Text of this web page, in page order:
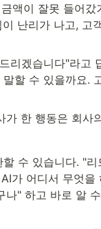
액이 잘못 들어갔
난리가 나고, 고
리겠습니다"라고
할 수 있을까요.
가 한 행동은 회사
수 있습니다. "
가 어디서 무엇을
나" 하고 바로 알